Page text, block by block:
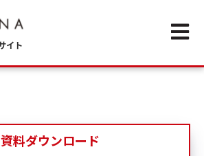
Open
資料ダウンロード